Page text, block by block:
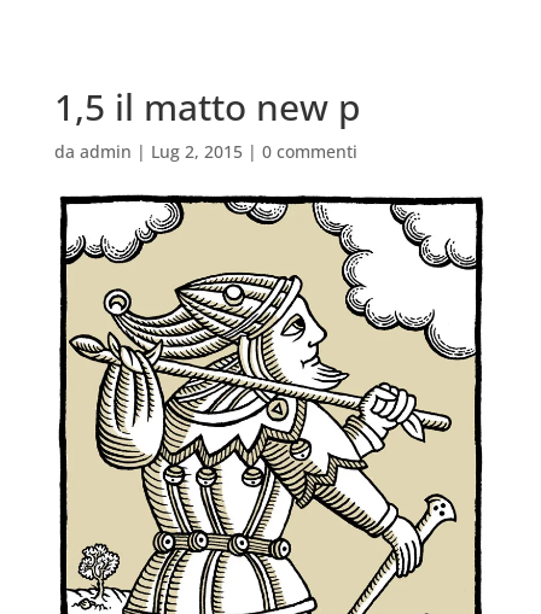
1,5 il matto new p
da admin | Lug 2, 2015| 0 commenti